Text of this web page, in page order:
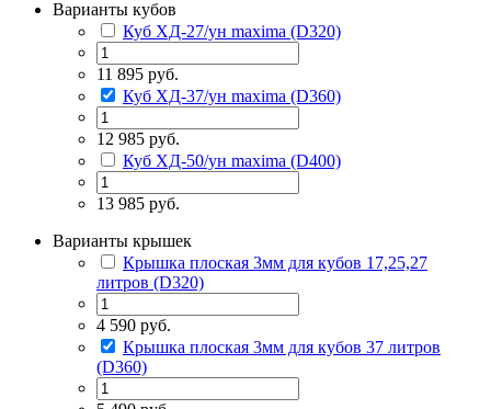
Варианты кубов
Куб ХД-27/ун maxima (D320)
11 895 руб.
Куб ХД-37/ун maxima (D360)
12 985 руб.
Куб ХД-50/ун maxima (D400)
13 985 руб.
Варианты крышек
Крышка плоская 3мм для кубов 17,25,27
литров (D320)
4 590 руб.
Крышка плоская 3мм для кубов 37 литров
(D360)